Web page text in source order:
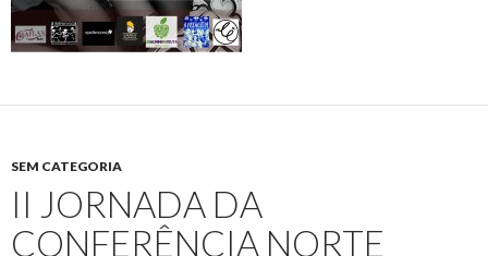
SEM CATEGORIA
II JORNADA DA
CONFERÊNCIA NORTE